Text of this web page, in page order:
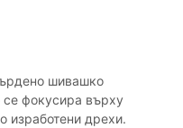
шивашко
се фокусира върху
изработени дрехи.